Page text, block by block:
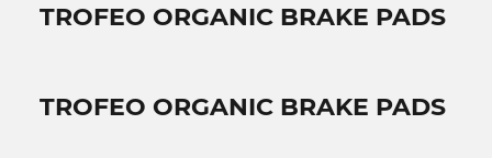
TROFEO ORGANIC BRAKE PADS
TROFEO ORGANIC BRAKE PADS